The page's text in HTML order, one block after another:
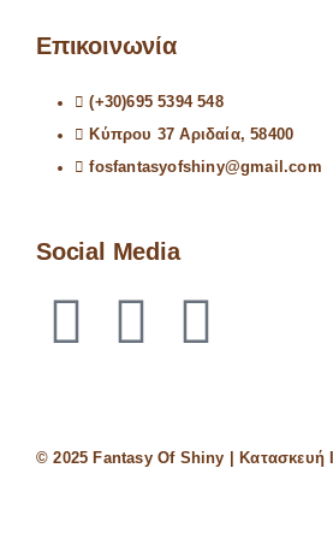
Επικοινωνία
(+30)695 5394 548
Κύπρου 37 Αριδαία, 58400
fosfantasyofshiny@gmail.com
Social Media
© 2025 Fantasy Of Shiny | Κατασκευή